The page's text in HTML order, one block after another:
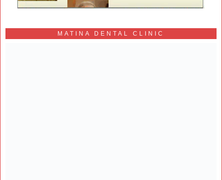
MATINA DENTAL CLINIC